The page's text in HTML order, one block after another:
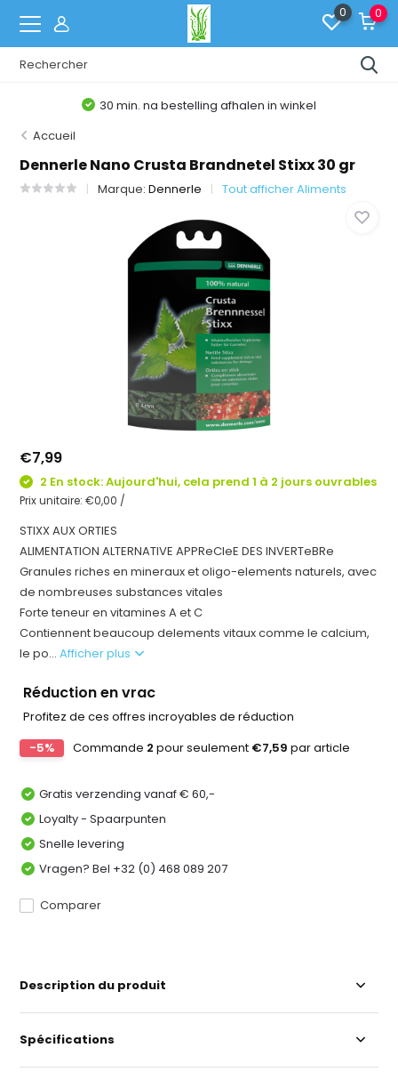
0 0
30 min. na bestelling afhalen in winkel
Accueil
Dennerle Nano Crusta Brandnetel Stixx 30 gr
Marque:Dennerle Tout afficher Aliments
€7,99
2 En stock: Aujourd'hui, cela prend 1 à 2 jours ouvrables
Prix unitaire:€0,00 /
STIXX AUX ORTIES
ALIMENTATION ALTERNATIVE APPReCIeE DES INVERTeBRe
Granules riches en mineraux et oligo-elements naturels, avec
de nombreuses substances vitales
Forte teneur en vitamines A et C
Contiennent beaucoup delements vitaux comme le calcium,
le po...Afficher plus
Réduction en vrac
Profitez de ces offres incroyables de réduction
-5%
Commande 2 pour seulement €7,59 par article
Gratis verzending vanaf € 60,-
Loyalty - Spaarpunten
Snelle levering
Vragen? Bel +32 (0) 468 089 207
Comparer
Description du produit
Spécifications